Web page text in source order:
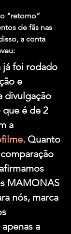
“retorno”
de fãs nas
a conta
já foi rodado
e
divulgação
é de 2
a
. Quanto
MAMONAS
nós, marca
a